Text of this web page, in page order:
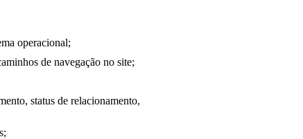
operacional;
de navegação no site;
status de relacionamento,